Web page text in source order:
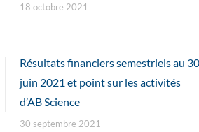
18 octobre 2021
Résultats financiers semestriels au 30
juin 2021 et point sur les activités
d’AB Science
30 septembre 2021